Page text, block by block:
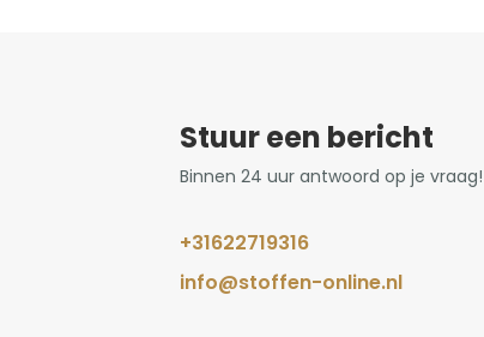
Stuur een bericht
Binnen 24 uur antwoord op je vraag!
+31622719316
info@stoffen-online.nl